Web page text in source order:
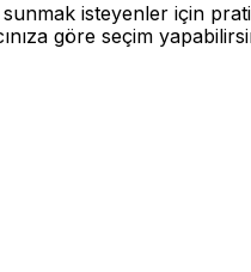
isteyenler için
göre seçim